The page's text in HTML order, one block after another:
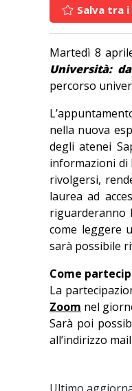
Salva tra
Martedì 8
Università:
percorso
nella nuova
degli atenei
informazioni di
rivolgersi,
laurea ad
riguarderanno
come leggere
sarà possibile
Come
La
Zoom nel
Sarà poi
all’indirizzo mail